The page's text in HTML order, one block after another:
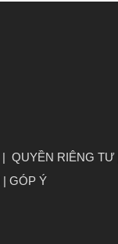
|QUYỀN RIÊNG TƯ
|GÓP Ý